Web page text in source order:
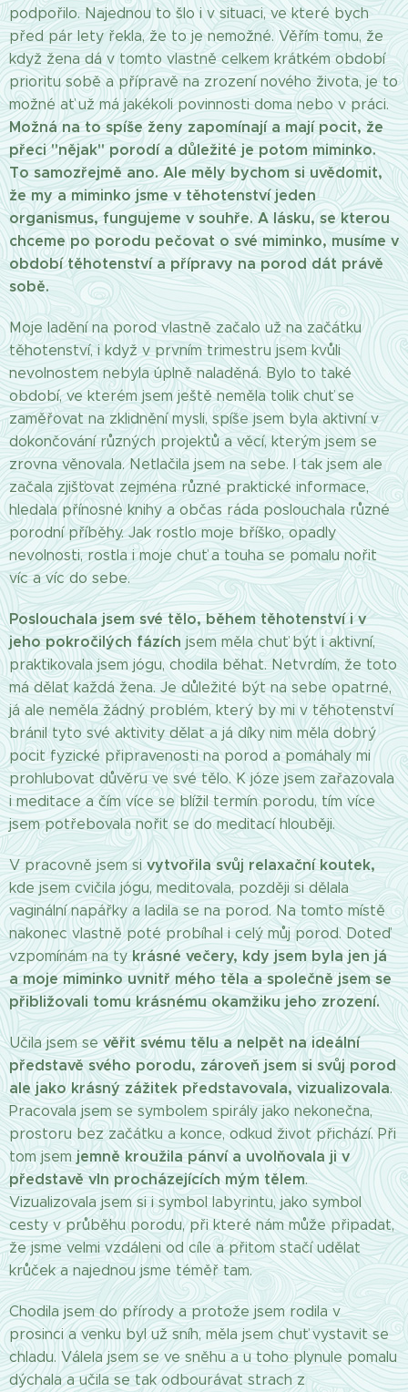
podpořilo. Najednou to šlo i v situaci, ve které bych
před pár lety řekla, že to je nemožné. Věřím tomu, že
když žena dá v tomto vlastně celkem krátkém období
prioritu sobě a přípravě na zrození nového života, je to
možné ať už má jakékoli povinnosti doma nebo v práci.
Možná na to spíše ženy zapomínají a mají pocit, že
přeci "nějak" porodí a důležité je potom miminko.
To samozřejmě ano. Ale měly bychom si uvědomit,
že my a miminko jsme v těhotenství jeden
organismus, fungujeme v souhře. A lásku, se kterou
chceme po porodu pečovat o své miminko, musíme v
období těhotenství a přípravy na porod dát právě
sobě.
Moje ladění na porod vlastně začalo už na začátku
těhotenství, i když v prvním trimestru jsem kvůli
nevolnostem nebyla úplně naladěná. Bylo to také
období, ve kterém jsem ještě neměla tolik chuť se
zaměřovat na zklidnění mysli, spíše jsem byla aktivní v
dokončování různých projektů a věcí, kterým jsem se
zrovna věnovala. Netlačila jsem na sebe. I tak jsem ale
začala zjišťovat zejména různé praktické informace,
hledala přínosné knihy a občas ráda poslouchala různé
porodní příběhy. Jak rostlo moje bříško, opadly
nevolnosti, rostla i moje chuť a touha se pomalu nořit
víc a víc do sebe.
Poslouchala jsem své tělo, během těhotenství i v
jeho pokročilých fázích jsem měla chuť být i aktivní,
praktikovala jsem jógu, chodila běhat. Netvrdím, že toto
má dělat každá žena. Je důležité být na sebe opatrné,
já ale neměla žádný problém, který by mi v těhotenství
bránil tyto své aktivity dělat a já díky nim měla dobrý
pocit fyzické připravenosti na porod a pomáhaly mi
prohlubovat důvěru ve své tělo. K józe jsem zařazovala
i meditace a čím více se blížil termín porodu, tím více
jsem potřebovala nořit se do meditací hlouběji.
V pracovně jsem sivytvořila svůj relaxační koutek,
kde jsem cvičila jógu, meditovala, později si dělala
vaginální napářky a ladila se na porod. Na tomto místě
nakonec vlastně poté probíhal i celý můj porod. Doteď
vzpomínám na tykrásné večery, kdy jsem byla jen já
a moje miminko uvnitř mého těla a společně jsem se
přibližovali tomu krásnému okamžiku jeho zrození.
Učila jsem sevěřit svému tělu a nelpět na ideální
představě svého porodu, zároveň jsem si svůj porod
ale jako krásný zážitek představovala, vizualizovala.
Pracovala jsem se symbolem spirály jako nekonečna,
prostoru bez začátku a konce, odkud život přichází. Při
tom jsemjemně kroužila pánví a uvolňovala ji v
představě vln procházejících mým tělem.
Vizualizovala jsem si i symbol labyrintu, jako symbol
cesty v průběhu porodu, při které nám může připadat,
že jsme velmi vzdáleni od cíle a přitom stačí udělat
krůček a najednou jsme téměř tam.
Chodila jsem do přírody a protože jsem rodila v
prosinci a venku byl už sníh, měla jsem chuť vystavit se
chladu. Válela jsem se ve sněhu a u toho plynule pomalu
dýchala a učila se tak odbourávat strach z